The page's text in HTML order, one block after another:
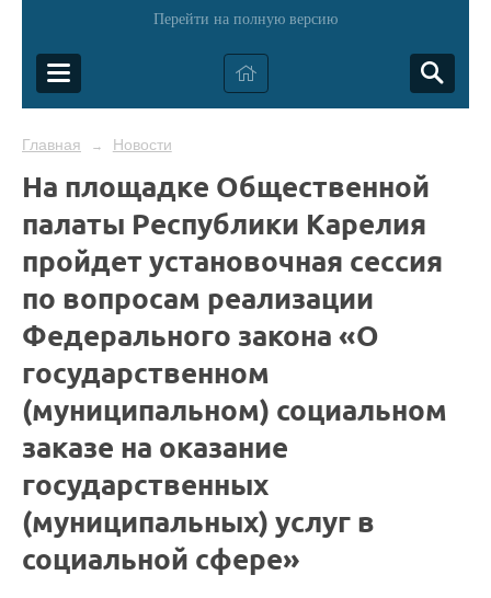
Перейти на полную версию
Главная → Новости
На площадке Общественной
палаты Республики Карелия
пройдет установочная сессия
по вопросам реализации
Федерального закона «О
государственном
(муниципальном) социальном
заказе на оказание
государственных
(муниципальных) услуг в
социальной сфере»